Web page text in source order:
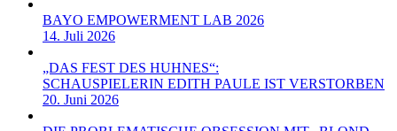
BAYO EMPOWERMENT LAB 2026
14. Juli 2026
„DAS FEST DES HUHNES“:
SCHAUSPIELERIN EDITH PAULE IST VERSTORBEN
20. Juni 2026